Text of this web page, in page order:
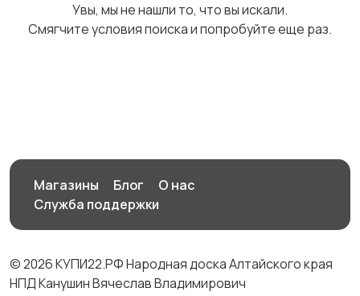
оптические приборы
Увы, мы не нашли то, что вы искали.
Смягчите условия поиска и попробуйте еще раз.
Магазины Блог
О нас
Служба поддержки
© 2026 КУПИ22.РФ Народная доска Алтайского края
НПД Канушин Вячеслав Владимирович